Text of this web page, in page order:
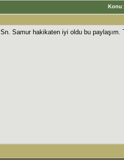
Konu
Sn. Samur hakikaten iyi oldu bu paylaşım.